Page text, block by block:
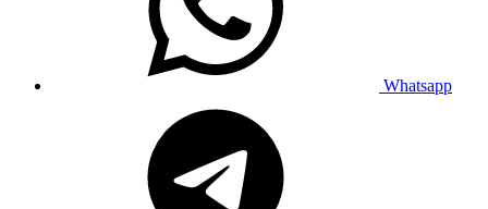
Whatsapp